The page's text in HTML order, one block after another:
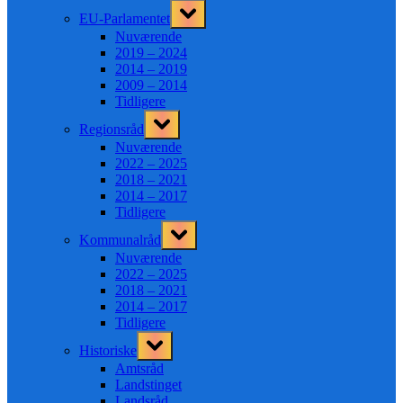
EU-Parlamentet
Toggle
sub-
menu
Nuværende
2019 – 2024
2014 – 2019
2009 – 2014
Tidligere
Regionsråd
Toggle
sub-
menu
Nuværende
2022 – 2025
2018 – 2021
2014 – 2017
Tidligere
Kommunalråd
Toggle
sub-
menu
Nuværende
2022 – 2025
2018 – 2021
2014 – 2017
Tidligere
Historiske
Toggle
sub-
menu
Amtsråd
Landstinget